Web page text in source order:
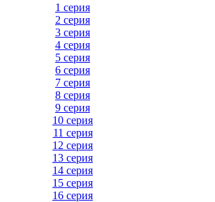
1 серия
2 серия
3 серия
4 серия
5 серия
6 серия
7 серия
8 серия
9 серия
10 серия
11 серия
12 серия
13 серия
14 серия
15 серия
16 серия